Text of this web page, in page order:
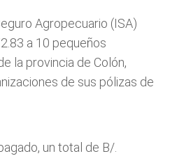
Agropecuario (ISA)
a 10 pequeños
la provincia de Colón,
de sus pólizas de
un total de B/.